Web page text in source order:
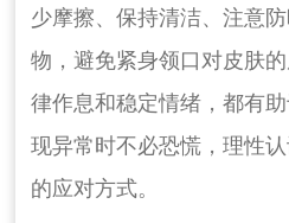
少摩擦、保持清洁、注意
物，避免紧身领口对皮肤
律作息和稳定情绪，都有
现异常时不必恐慌，理性
的应对方式。